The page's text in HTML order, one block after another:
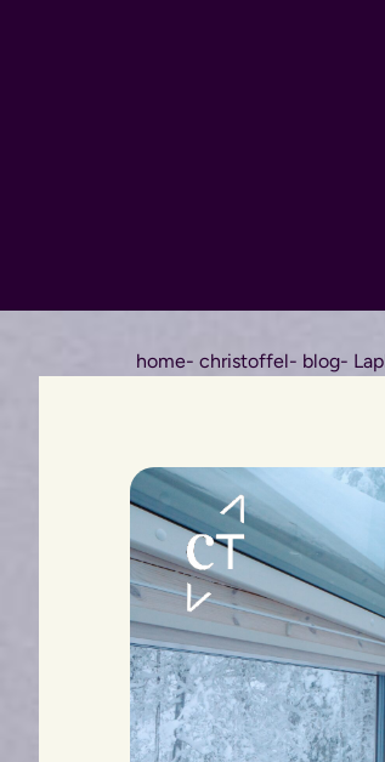
home- christoffel- blog-